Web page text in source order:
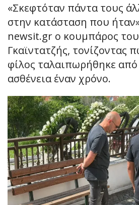
«Σκεφτόταν πάντα τους
στην κατάσταση που
newsit.gr ο κουμπάρος
Γκαϊντατζής, τονίζοντας
φίλος ταλαιπωρήθηκε
ασθένεια έναν χρόνο.